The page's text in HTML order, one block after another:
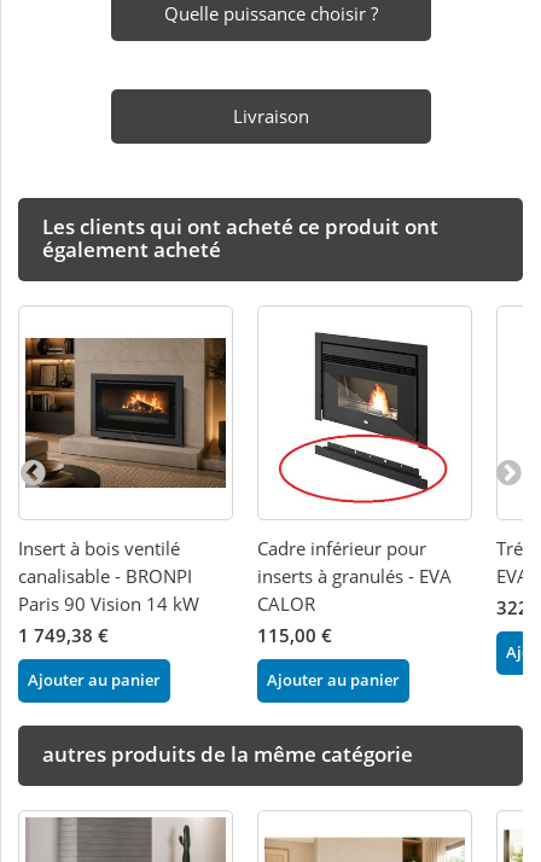
Quelle puissance choisir ?
Livraison
Les clients qui ont acheté ce produit ont
également acheté
Insert à bois ventilé
canalisable - BRONPI
Paris 90 Vision 14 kW
1 749,38 €
Ajouter au panier
Cadre inférieur pour
inserts à granulés - EVA
CALOR
115,00 €
Ajouter au panier
EVA
autres produits de la même catégorie